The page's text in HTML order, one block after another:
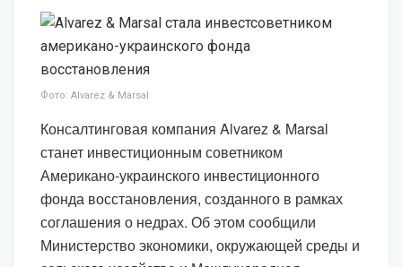
Фото: Alvarez & Marsal
Консалтинговая компания Alvarez & Marsal
станет инвестиционным советником
Американо-украинского инвестиционного
фонда восстановления, созданного в рамках
соглашения о недрах. Об этом сообщили
Министерство экономики, окружающей среды и